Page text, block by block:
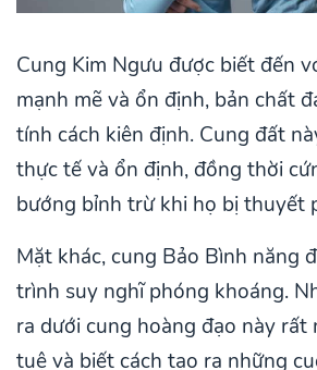
Cung Kim Ngưu được biết đến
mạnh mẽ và ổn định, bản chất
tính cách kiên định. Cung đất
thực tế và ổn định, đồng thời
bướng bỉnh trừ khi họ bị thuyết
Mặt khác, cung Bảo Bình năng
trình suy nghĩ phóng khoáng.
ra dưới cung hoàng đạo này rất
tuệ và biết cách tạo ra những